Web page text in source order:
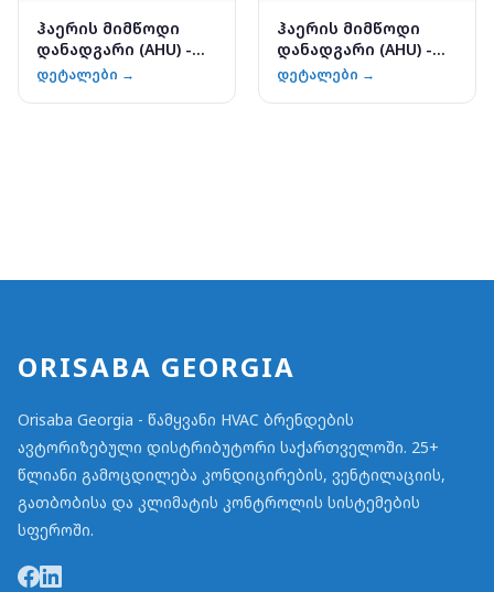
ჰაერის მიმწოდი
დანადგარი (AHU) -
YORK YMD
დეტალები →
ჰაერის მიმწოდი
დანადგარი (AHU) -
YORK YMB-SP
დეტალები →
ORISABA GEORGIA
Orisaba Georgia - წამყვანი HVAC ბრენდების
ავტორიზებული დისტრიბუტორი საქართველოში. 25+
წლიანი გამოცდილება კონდიცირების, ვენტილაციის,
გათბობისა და კლიმატის კონტროლის სისტემების
სფეროში.